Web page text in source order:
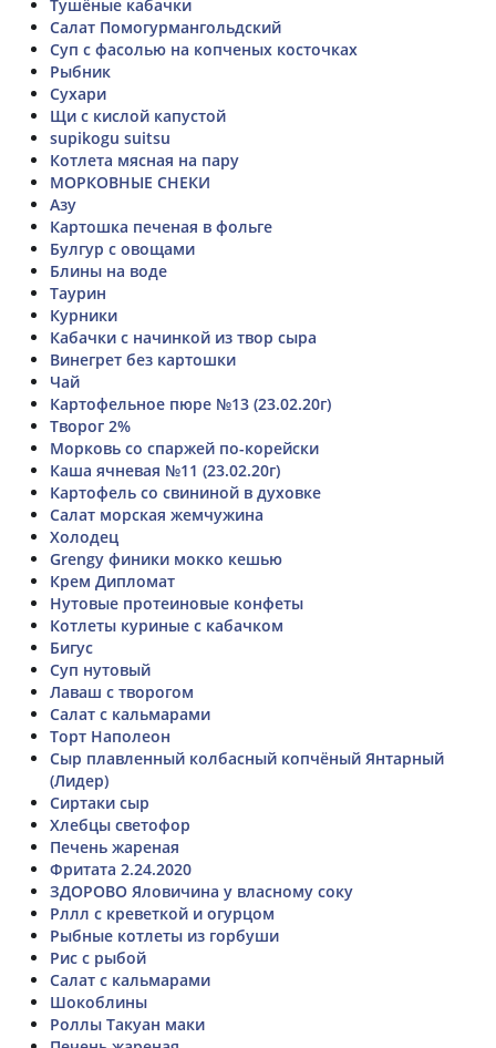
Тушёные кабачки
Салат Помогурмангольдский
Суп с фасолью на копченых косточках
Рыбник
Сухари
Щи с кислой капустой
supikogu suitsu
Котлета мясная на пару
МОРКОВНЫЕ СНЕКИ
Азу
Картошка печеная в фольге
Булгур с овощами
Блины на воде
Таурин
Курники
Кабачки с начинкой из твор сыра
Винегрет без картошки
Чай
Картофельное пюре №13 (23.02.20г)
Творог 2%
Морковь со спаржей по-корейски
Каша ячневая №11 (23.02.20г)
Картофель со свининой в духовке
Салат морская жемчужина
Холодец
Grengy финики мокко кешью
Крем Дипломат
Нутовые протеиновые конфеты
Котлеты куриные с кабачком
Бигус
Суп нутовый
Лаваш с творогом
Салат с кальмарами
Торт Наполеон
Сыр плавленный колбасный копчёный Янтарный
(Лидер)
Сиртаки сыр
Хлебцы светофор
Печень жареная
Фритата 2.24.2020
ЗДОРОВО Яловичина у власному соку
Рллл с креветкой и огурцом
Рыбные котлеты из горбуши
Рис с рыбой
Салат с кальмарами
Шокоблины
Роллы Такуан маки